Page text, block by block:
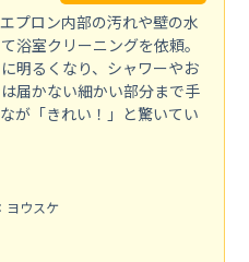
プロン内部の汚れや壁の水
浴室クリーニングを依頼。
明るくなり、シャワーやお
届かない細かい部分まで手
が「きれい！」と驚いてい
ヨウスケ